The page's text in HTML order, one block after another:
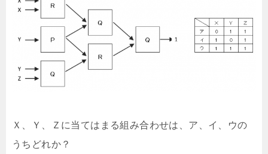
Ｘ、Ｙ、Ｚに当てはまる組み合わせは、ア、イ、ウの
うちどれか？